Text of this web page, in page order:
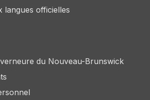
langues officielles
du Nouveau-Brunswick